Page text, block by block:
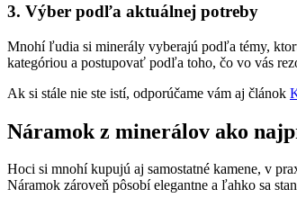
3. Výber podľa aktuálnej potreby
Mnohí ľudia si minerály vyberajú podľa témy,
kategóriou a postupovať podľa toho, čo vo vás
Ak si stále nie ste istí, odporúčame vám aj článok
Náramok z minerálov ako
Hoci si mnohí kupujú aj samostatné kamene, v
Náramok zároveň pôsobí elegantne a ľahko sa